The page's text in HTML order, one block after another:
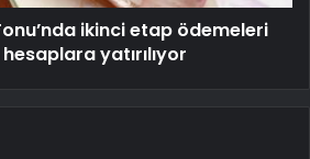
ikinci etap ödemeleri
yatırılıyor